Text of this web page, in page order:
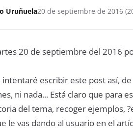
Uruñuela20 de septiembre de 2016
20 de septiembre del 2016
escribir este post así,
ni nada... Está claro que para
del tema, recoger ejemplos,
le vas dando al usuario en el